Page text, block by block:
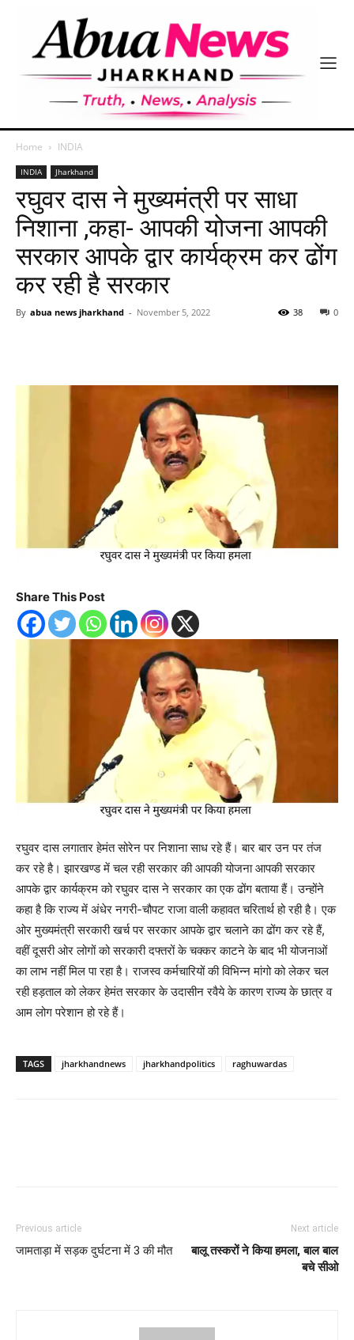
Home INDIA
INDIA Jharkhand
रघुवर दास ने मुख्यमंत्री पर साधा
निशाना ,कहा- आपकी योजना आपकी
सरकार आपके द्वार कार्यक्रम कर ढोंग
कर रही है सरकार
By abua news jharkhand - November 5, 2022 0
38
Share This Post
रघुवर दास लगातार हेमंत सोरेन पर निशाना साध रहे हैं। बार बार उन पर तंज
कर रहे है। झारखण्ड में चल रही सरकार की आपकी योजना आपकी सरकार
आपके द्वार कार्यक्रम को रघुवर दास ने सरकार का एक ढोंग बताया हैं। उन्होंने
कहा है कि राज्य में अंधेर नगरी-चौपट राजा वाली कहावत चरितार्थ हो रही है। एक
ओर मुख्यमंत्री सरकारी खर्च पर सरकार आपके द्वार चलाने का ढोंग कर रहे हैं,
वहीं दूसरी ओर लोगों को सरकारी दफ्तरों के चक्कर काटने के बाद भी योजनाओं
का लाभ नहीं मिल पा रहा है। राजस्व कर्मचारियों की विभिन्न मांगो को लेकर चल
रही हड़ताल को लेकर हेमंत सरकार के उदासीन रवैये के कारण राज्य के छात्र व
आम लोग परेशान हो रहे हैं।
TAGS jharkhandnews jharkhandpolitics raghuwardas
Previous article
जामताड़ा में सड़क दुर्घटना में 3 की मौत
Next article
बालू तस्करों ने किया हमला, बाल बाल
बचे सीओ